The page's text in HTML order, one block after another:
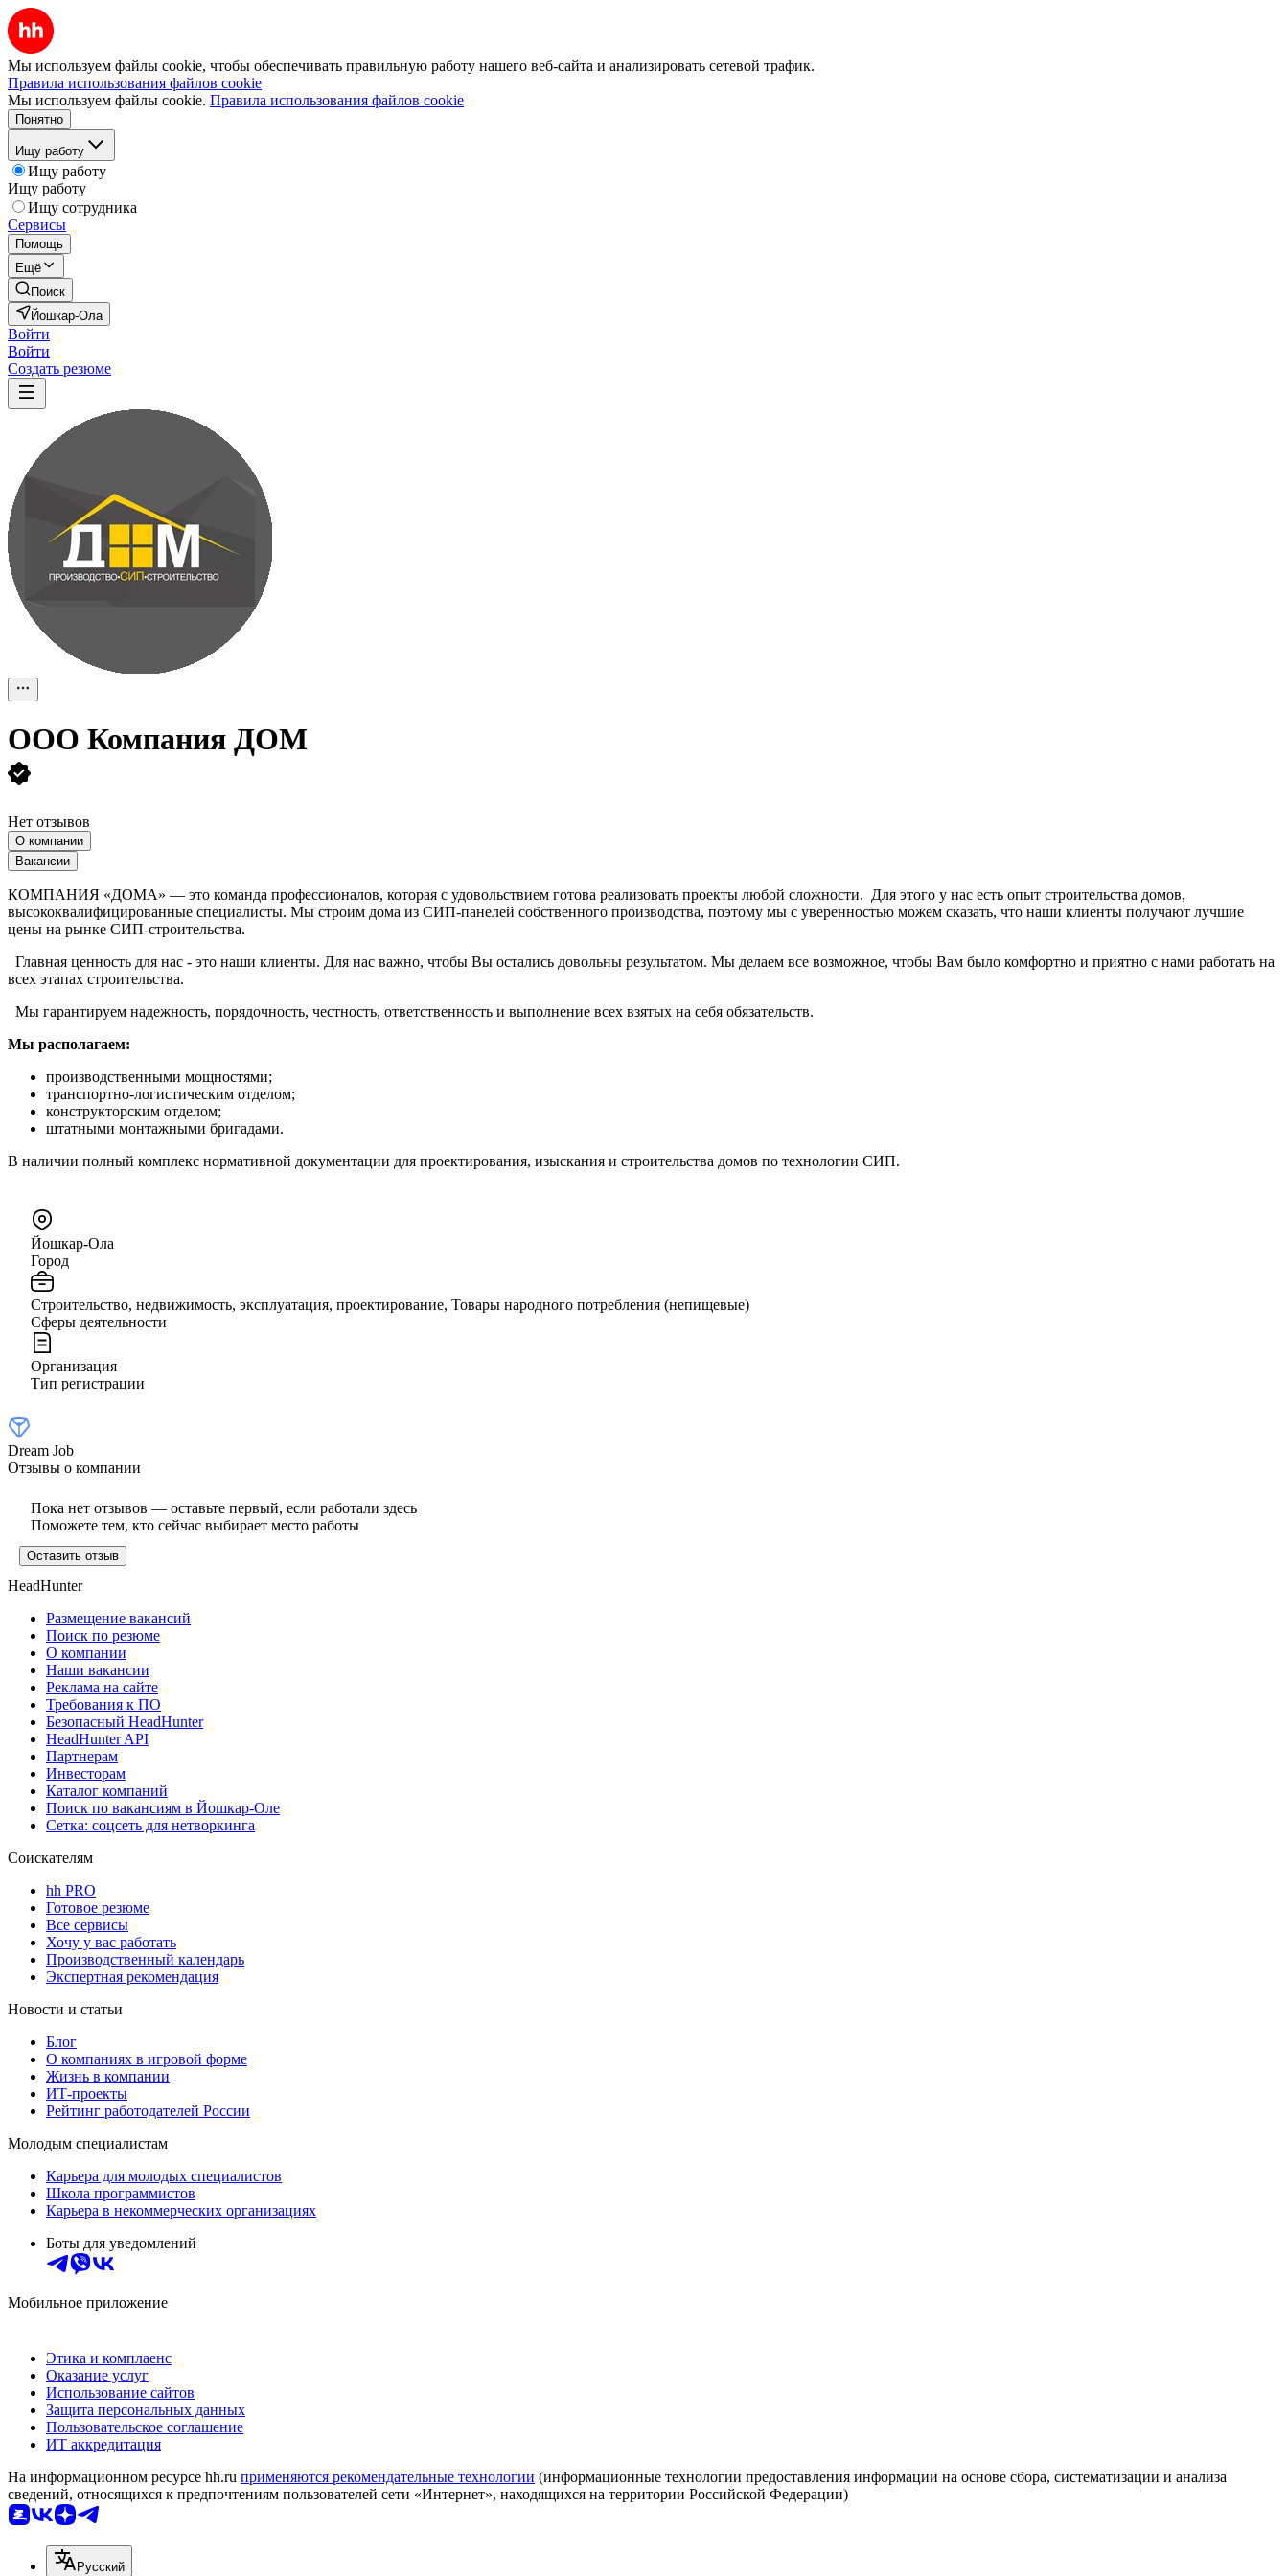
Мы используем файлы cookie, чтобы обеспечивать правильную работу нашего веб-сайта и анализировать сетевой трафик.
Правила использования файлов cookie
Мы используем файлы cookie. Правила использования файлов cookie
Понятно
Ищу работу
Ищу работу
Ищу работу
Ищу сотрудника
Сервисы
Помощь
Ещё
Поиск
Йошкар-Ола
Войти
Войти
Создать резюме
ООО Компания ДОМ
Нет отзывов
О компании
Вакансии
КОМПАНИЯ «ДОМА» — это команда профессионалов, которая с удовольствием готова реализовать проекты любой сложности. Для этого у нас есть опыт строительства домов,
высококвалифицированные специалисты. Мы строим дома из СИП-панелей собственного производства, поэтому мы с уверенностью можем сказать, что наши клиенты получают лучшие
цены на рынке СИП-строительства.
Главная ценность для нас - это наши клиенты. Для нас важно, чтобы Вы остались довольны результатом. Мы делаем все возможное, чтобы Вам было комфортно и приятно с нами работать на
всех этапах строительства.
Мы гарантируем надежность, порядочность, честность, ответственность и выполнение всех взятых на себя обязательств.
Мы располагаем:
производственными мощностями;
транспортно-логистическим отделом;
конструкторским отделом;
штатными монтажными бригадами.
В наличии полный комплекс нормативной документации для проектирования, изыскания и строительства домов по технологии СИП.
Йошкар-Ола
Город
Строительство, недвижимость, эксплуатация, проектирование, Товары народного потребления (непищевые)
Сферы деятельности
Организация
Тип регистрации
Dream Job
Отзывы о компании
Пока нет отзывов — оставьте первый, если работали здесь
Поможете тем, кто сейчас выбирает место работы
Оставить отзыв
HeadHunter
Размещение вакансий
Поиск по резюме
О компании
Наши вакансии
Реклама на сайте
Требования к ПО
Безопасный HeadHunter
HeadHunter API
Партнерам
Инвесторам
Каталог компаний
Поиск по вакансиям в Йошкар-Оле
Сетка: соцсеть для нетворкинга
Соискателям
hh PRO
Готовое резюме
Все сервисы
Хочу у вас работать
Производственный календарь
Экспертная рекомендация
Новости и статьи
Блог
О компаниях в игровой форме
Жизнь в компании
ИТ-проекты
Рейтинг работодателей России
Молодым специалистам
Карьера для молодых специалистов
Школа программистов
Карьера в некоммерческих организациях
Боты для уведомлений
Мобильное приложение
Этика и комплаенс
Оказание услуг
Использование сайтов
Защита персональных данных
Пользовательское соглашение
ИТ аккредитация
На информационном ресурсе hh.ru применяются рекомендательные технологии (информационные технологии предоставления информации на основе сбора, систематизации и анализа
сведений, относящихся к предпочтениям пользователей сети «Интернет», находящихся на территории Российской Федерации)
Русский